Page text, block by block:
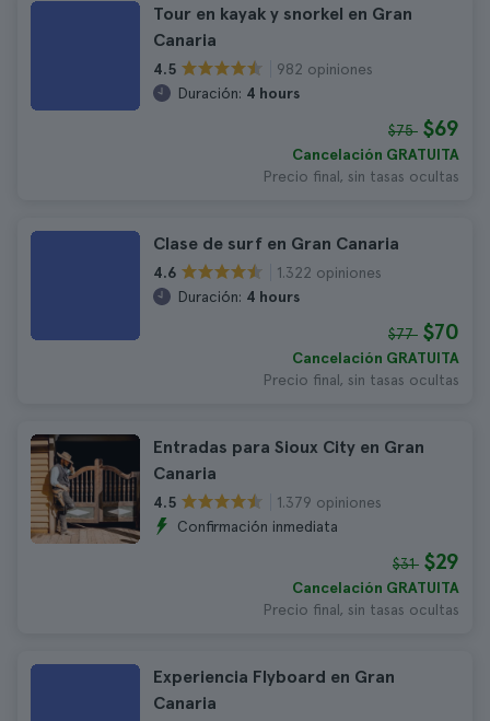
Tour en kayak y snorkel en Gran
Canaria
4.5
982 opiniones
Duración: 4 hours
$75 $69
Cancelación GRATUITA
Precio final, sin tasas ocultas
Clase de surf en Gran Canaria
4.6
1.322 opiniones
Duración: 4 hours
$77 $70
Cancelación GRATUITA
Precio final, sin tasas ocultas
Entradas para Sioux City en Gran
Canaria
4.5
1.379 opiniones
Confirmación inmediata
$31 $29
Cancelación GRATUITA
Precio final, sin tasas ocultas
Experiencia Flyboard en Gran
Canaria